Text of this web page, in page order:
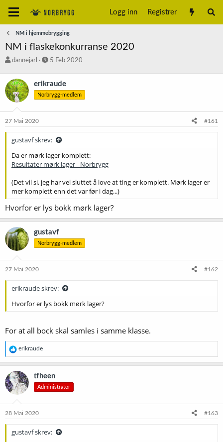
Logg inn Registrer
NM i hjemmebrygging
NM i flaskekonkurranse 2020
T
å
d
s
a
t
e
dannejarl
S
r
t
a
o
5 Feb 2020
erikraude
Norbrygg-medlem
27 Mai 2020 #161
gustavf skrev:
Da er mørk lager komplett:
Resultater mørk lager - Norbrygg
(Det vil si, jeg har vel sluttet å love at ting er komplett. Mørk lager er
mer komplett enn det var før i dag...)
Hvorfor er lys bokk mørk lager?
gustavf
Norbrygg-medlem
27 Mai 2020 #162
erikraude skrev:
Hvorfor er lys bokk mørk lager?
For at all bock skal samles i samme klasse.
R
e
a
k
s
j
o
e
erikraude
tfheen
Administrator
28 Mai 2020 #163
gustavf skrev: